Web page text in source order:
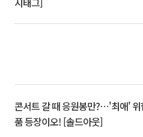
콘서트 갈 때 응원봉만?⋯'최애' 위
품 등장이오! [솔드아웃]